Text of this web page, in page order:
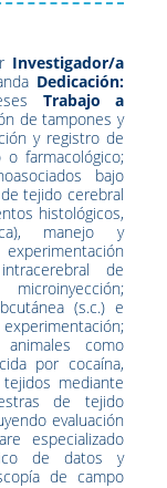
Investigador/a
Dedicación:
Trabajo a
de tampones y
y registro de
farmacológico;
bajo
tejido cerebral
histológicos,
manejo y
de
(s.c.) e
como
por cocaína,
mediante
de tejido
evaluación
especializado
de datos y
de campo